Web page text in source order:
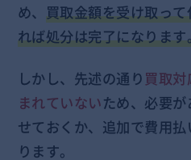
め、 買取金額を受け取っ
れば処分は完了になります
しかし、先述の通り買取
まれていないため、必要
せておくか、追加で費用
ります。